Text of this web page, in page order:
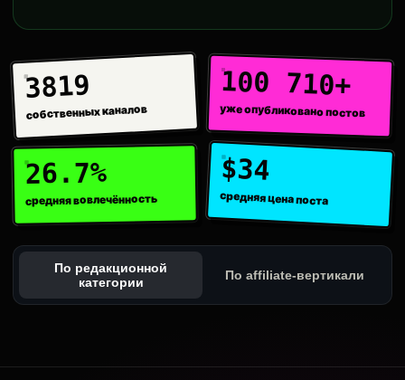
3819
собственных каналов
100 710+
уже опубликовано постов
26.7%
средняя вовлечённость
$34
средняя цена поста
По редакционной
категории
По affiliate-вертикали